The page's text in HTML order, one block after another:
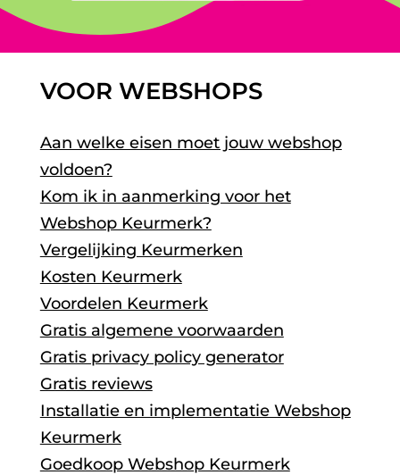
VOOR WEBSHOPS
Aan welke eisen moet jouw webshop
voldoen?
Kom ik in aanmerking voor het
Webshop Keurmerk?
Vergelijking Keurmerken
Kosten Keurmerk
Voordelen Keurmerk
Gratis algemene voorwaarden
Gratis privacy policy generator
Gratis reviews
Installatie en implementatie Webshop
Keurmerk
Goedkoop Webshop Keurmerk